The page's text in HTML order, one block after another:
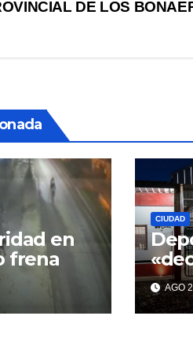
DE LOS
en
frena
CIUDAD
con
AGO